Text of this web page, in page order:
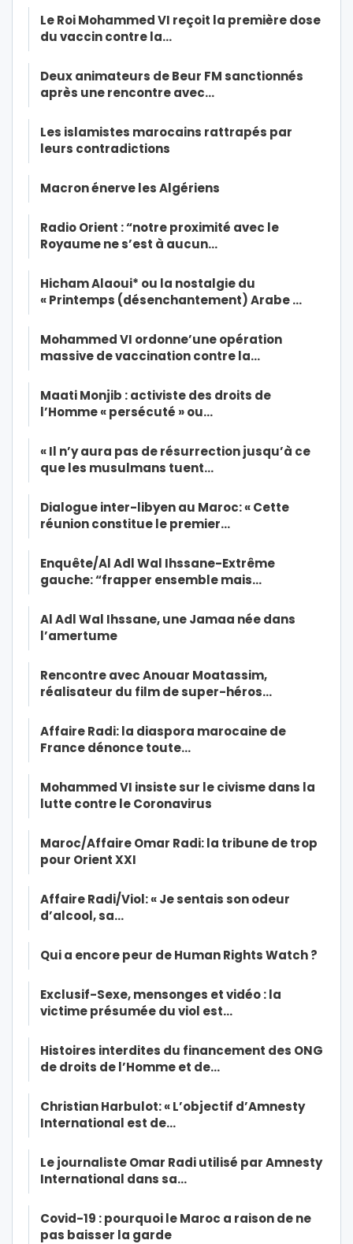
Le Roi Mohammed VI reçoit la première dose
du vaccin contre la…
Deux animateurs de Beur FM sanctionnés
après une rencontre avec…
Les islamistes marocains rattrapés par
leurs contradictions
Macron énerve les Algériens
Radio Orient : “notre proximité avec le
Royaume ne s’est à aucun…
Hicham Alaoui* ou la nostalgie du
« Printemps (désenchantement) Arabe …
Mohammed VI ordonne’une opération
massive de vaccination contre la…
Maati Monjib : activiste des droits de
l’Homme « persécuté » ou…
« Il n’y aura pas de résurrection jusqu’à ce
que les musulmans tuent…
Dialogue inter-libyen au Maroc: « Cette
réunion constitue le premier…
Enquête/Al Adl Wal Ihssane-Extrême
gauche: “frapper ensemble mais…
Al Adl Wal Ihssane, une Jamaa née dans
l’amertume
Rencontre avec Anouar Moatassim,
réalisateur du film de super-héros…
Affaire Radi: la diaspora marocaine de
France dénonce toute…
Mohammed VI insiste sur le civisme dans la
lutte contre le Coronavirus
Maroc/Affaire Omar Radi: la tribune de trop
pour Orient XXI
Affaire Radi/Viol: « Je sentais son odeur
d’alcool, sa…
Qui a encore peur de Human Rights Watch ?
Exclusif-Sexe, mensonges et vidéo : la
victime présumée du viol est…
Histoires interdites du financement des ONG
de droits de l’Homme et de…
Christian Harbulot: « L’objectif d’Amnesty
International est de…
Le journaliste Omar Radi utilisé par Amnesty
International dans sa…
Covid-19 : pourquoi le Maroc a raison de ne
pas baisser la garde